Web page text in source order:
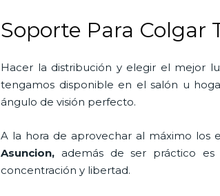
Soporte Para Colgar
Hacer la distribución y elegir el mejor
tengamos disponible en el salón u
ángulo de visión perfecto.
A la hora de aprovechar al máximo los
Asuncion, además de ser práctico es
concentración y libertad.